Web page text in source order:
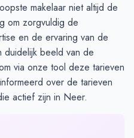
makelaar niet altijd de
om zorgvuldig de
en de ervaring van de
duidelijk beeld van de
via onze tool deze tarieven
over de tarieven
actief zijn in Neer.